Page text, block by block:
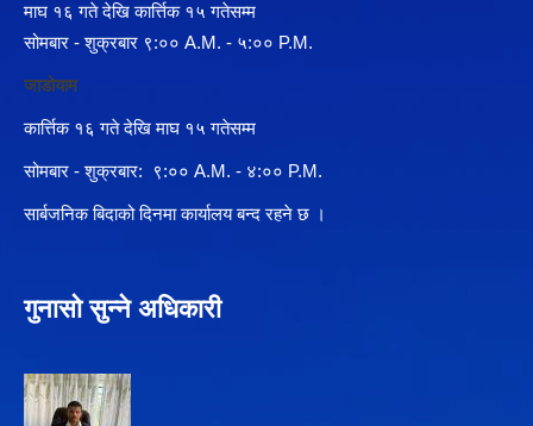
माघ १६ गते देखि कार्त्तिक १५ गतेसम्म
सोमबार - शुक्रबार ९:०० A.M. - ५:०० P.M.
जाडोयाम
कार्त्तिक १६ गते देखि माघ १५ गतेसम्म
सोमबार - शुक्रबार: ९:०० A.M. - ४:०० P.M.
सार्बजनिक बिदाको दिनमा कार्यालय बन्द रहने छ ।
गुनासो सुन्ने अधिकारी